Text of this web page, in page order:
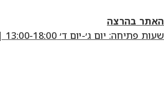
האתר בהרצה
שעות פתיחה: יום ג׳-יום ד׳ 13:00-18:00 | יום ה' 12:00-18:00 | יום ו׳ 10:00-14:00